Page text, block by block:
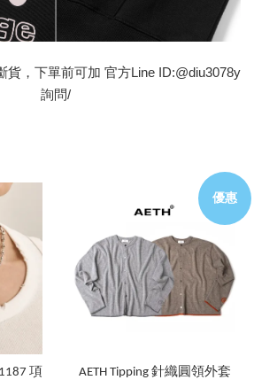
貨，下單前可加 官方Line ID:@diu3078y
詢問/
項
優惠
AETH Tipping 針織圓領外套